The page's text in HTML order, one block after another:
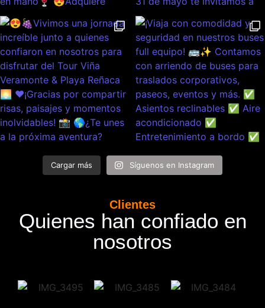
Cargar más Síguenos en Instagram
Clientes
Quienes han confiado en
nosotros